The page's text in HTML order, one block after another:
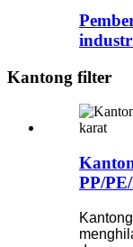
Kantong filter
PP/